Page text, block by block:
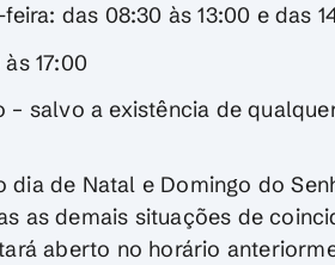
das 08:30 às 13:00 e das
17:00
– salvo a existência de
dia de Natal e Domingo do
as demais situações de
aberto no horário